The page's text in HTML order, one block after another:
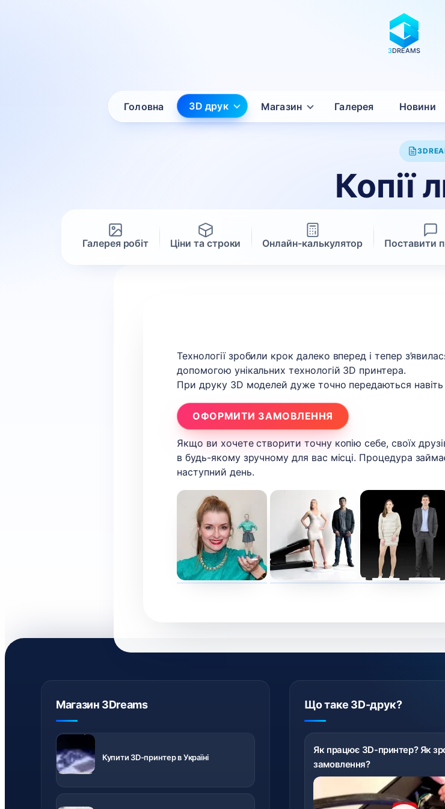
3DREAMS
Головна 3D друк Магазин Галерея Новини
Копії
Галерея робіт Ціни та строки Онлайн-калькулятор Поставити
Технології зробили крок далеко вперед і тепер
допомогою унікальних технологій 3D принтера.
При друку 3D моделей дуже точно передаються навіть
ОФОРМИТИ ЗАМОВЛЕННЯ
Якщо ви хочете створити точну копію себе, своїх
в будь-якому зручному для вас місці. Процедура
наступний день.
Магазин 3Dreams
Купити 3D-принтер в Україні
з доставкою
по Україні
Що таке 3D-друк?
Як працює 3D-принтер? Як
замовлення?